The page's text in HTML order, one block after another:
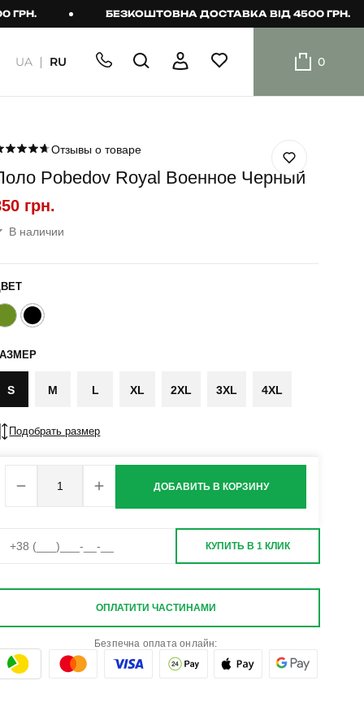
БЕЗКОШТОВНА ДОСТАВКА ВІД 4500 ГРН.
шорти
Шорти
UA RU 0
Отзывы о товаре
Pobedov Royal Военное Черный
грн.
В наличии
S M L XL 2XL 3XL 4XL
Подобрать размер
ДОБАВИТЬ В КОРЗИНУ
КУПИТЬ В 1 КЛИК
ОПЛАТИТИ ЧАСТИНАМИ
Безпечна оплата онлайн: